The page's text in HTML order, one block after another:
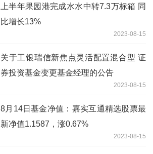
上半年果园港完成水水中转7.3万标箱 同
比增长13%
2023-08-15
关于工银瑞信新焦点灵活配置混合型 证
券投资基金变更基金经理的公告
2023-08-15
8月14日基金净值：嘉实互通精选股票最
新净值1.1587，涨0.67%
2023-08-15